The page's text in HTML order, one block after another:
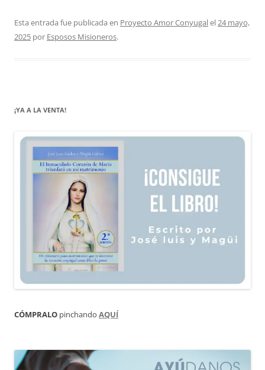
Esta entrada fue publicada en Proyecto Amor Conyugalel24 mayo,
2025 por Esposos Misioneros.
¡YA A LA VENTA!
CÓMPRALO pinchando AQUÍ